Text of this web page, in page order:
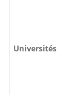
Universités